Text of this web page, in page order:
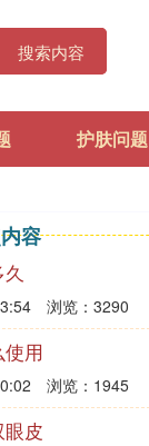
搜索内容
护肤问题
容
浏览：3290
用
浏览：1945
皮